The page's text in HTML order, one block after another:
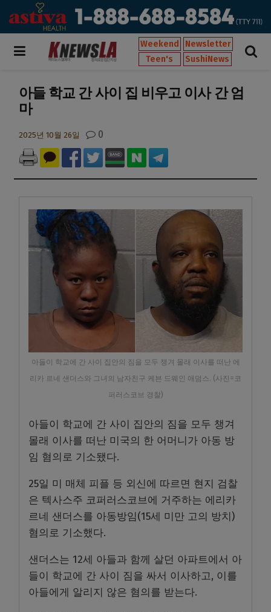
Weekend
Newsletter
Teen's
SushiNews
아들 학교 간 사이 집 비우고 이사 간 엄
마
2025년 10월 26일 0
아들이 학교에 간 사이 집안의 짐을 모두 챙겨 몰래 이사를 떠난 에
리카 르네 샌더스와 그녀의 남자친구 케븐 드웨인 애덤스. (사진=코
퍼러스코브 경찰)
아들이 학교에 간 사이 집안의 짐을 모두 챙겨
몰래 이사를 떠난 미국의 한 어머니가 아동 방
임 혐의로 기소됐다.
25일 미 매체 피플 등 외신에 따르면 현지 검찰
은 텍사스주 코퍼러스코브에 거주하는 에리카
르네 샌더스를 아동방임(15세 미만 고의 방치)
혐의로 기소했다.
샌더스는 12세 아들과 함께 살던 아파트에서 아
들이 학교에 간 사이 짐을 싸서 이사하고, 이를
아들에게 알리지 않은 혐의를 받는다.